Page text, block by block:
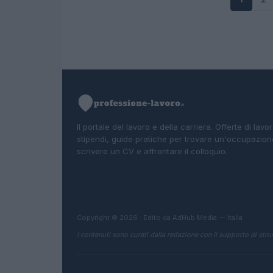
Il portale del lavoro e della carriera. Offerte di
stipendi, guide pratiche per trovare
scrivere un CV e affrontare il colloquio.
Copyright © 2026 · Edito da AdHub Media — Italia
I contenuti sono curati dalla redazione con il supporto di